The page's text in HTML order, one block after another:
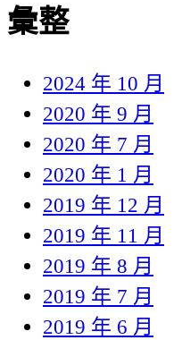
彙整
2024 年 10 月
2020 年 9 月
2020 年 7 月
2020 年 1 月
2019 年 12 月
2019 年 11 月
2019 年 8 月
2019 年 7 月
2019 年 6 月